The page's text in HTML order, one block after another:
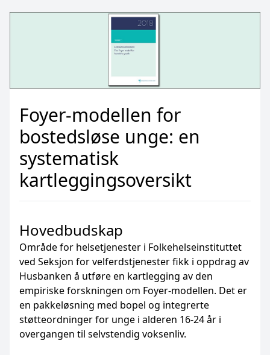
Foyer-modellen for
bostedsløse unge: en
systematisk
kartleggingsoversikt
Hovedbudskap
Område for helsetjenester i Folkehelseinstituttet
ved Seksjon for velferdstjenester fikk i oppdrag av
Husbanken å utføre en kartlegging av den
empiriske forskningen om Foyer-modellen. Det er
en pakkeløsning med bopel og integrerte
støtteordninger for unge i alderen 16-24 år i
overgangen til selvstendig voksenliv.